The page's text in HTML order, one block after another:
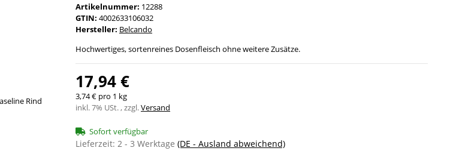
Artikelnummer: 12288
GTIN: 4002633106032
Hersteller: Belcando
Hochwertiges, sortenreines Dosenfleisch ohne weitere Zusätze.
17,94 €
3,74 € pro 1 kg
inkl. 7% USt. , zzgl.Versand
Sofort verfügbar
Lieferzeit: 2 - 3 Werktage (DE - Ausland abweichend)